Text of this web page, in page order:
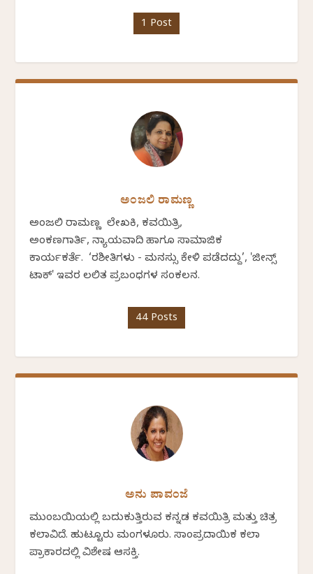
1 Post
ಅಂಜಲಿ ರಾಮಣ್ಣ
ಅಂಜಲಿ ರಾಮಣ್ಣ ಲೇಖಕಿ, ಕವಯಿತ್ರಿ,
ಅಂಕಣಗಾರ್ತಿ, ನ್ಯಾಯವಾದಿ ಹಾಗೂ ಸಾಮಾಜಿಕ
ಕಾರ್ಯಕರ್ತೆ. ‘ರಶೀತಿಗಳು - ಮನಸ್ಸು ಕೇಳಿ ಪಡೆದದ್ದು’, 'ಜೀನ್ಸ್
ಟಾಕ್' ಇವರ ಲಲಿತ ಪ್ರಬಂಧಗಳ ಸಂಕಲನ.
44 Posts
ಅನು ಪಾವಂಜೆ
ಮುಂಬಯಿಯಲ್ಲಿ ಬದುಕುತ್ತಿರುವ ಕನ್ನಡ ಕವಯಿತ್ರಿ ಮತ್ತು ಚಿತ್ರ
ಕಲಾವಿದೆ. ಹುಟ್ಟೂರು ಮಂಗಳೂರು. ಸಾಂಪ್ರದಾಯಿಕ ಕಲಾ
ಪ್ರಾಕಾರದಲ್ಲಿ ವಿಶೇಷ ಆಸಕ್ತಿ.